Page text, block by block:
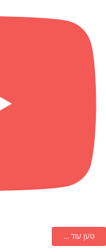
טען עוד ...